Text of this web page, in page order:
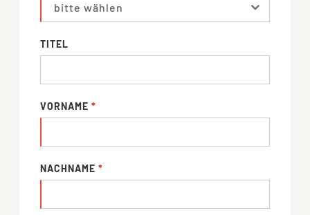
bitte wählen
TITEL
VORNAME *
NACHNAME *